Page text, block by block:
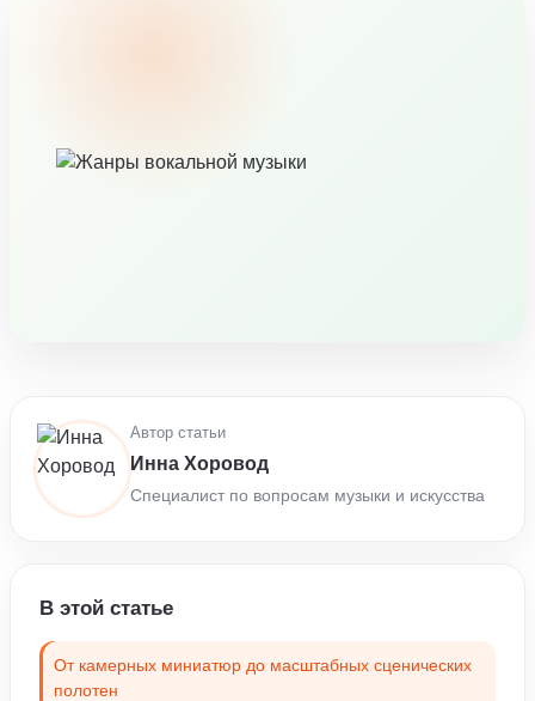
Автор статьи
Инна Хоровод
Специалист по вопросам музыки и искусства
В этой статье
От камерных миниатюр до масштабных сценических
полотен